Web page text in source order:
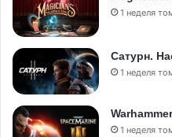
1 неделя
Сатурн.
1 неделя
1 неделя